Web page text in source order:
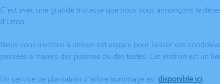
C’est avec une grande tristesse que nous vous annonçons le
d'Ozon.
Nous vous invitons à utiliser cet espace pour laisser vos
pensées à travers des poèmes ou des textes. Cet endroit est un
Un service de plantation d’arbre hommage est disponible ici.